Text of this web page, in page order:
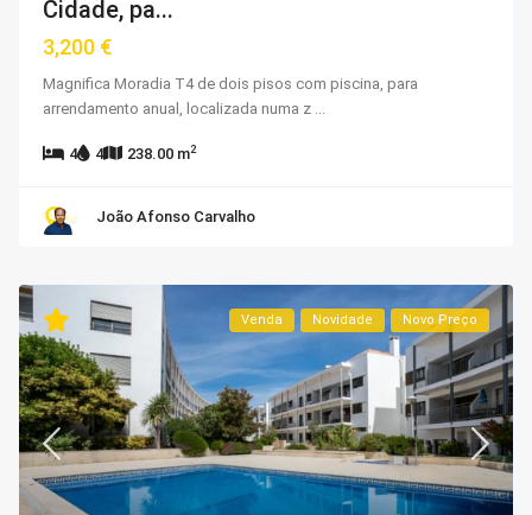
Cidade, pa...
3,200 €
Magnifica Moradia T4 de dois pisos com piscina, para
arrendamento anual, localizada numa z
4 4 238.00 m2
João Afonso Carvalho
Venda Novidade Novo Preço